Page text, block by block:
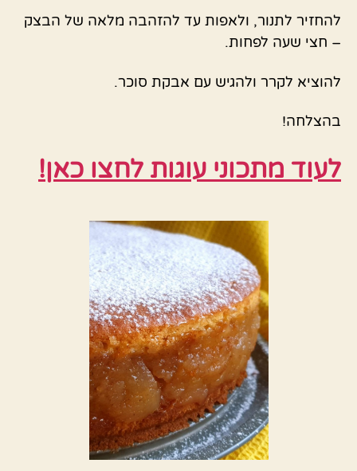
להחזיר לתנור, ולאפות עד להזהבה מלאה של הבצק
– חצי שעה לפחות.
להוציא לקרר ולהגיש עם אבקת סוכר.
בהצלחה!
לעוד מתכוני עוגות לחצו כאן!